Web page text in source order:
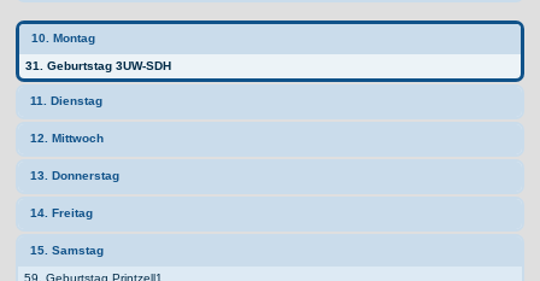
10. Montag
31. Geburtstag 3UW-SDH
11. Dienstag
12. Mittwoch
13. Donnerstag
14. Freitag
15. Samstag
59. Geburtstag Printzell1